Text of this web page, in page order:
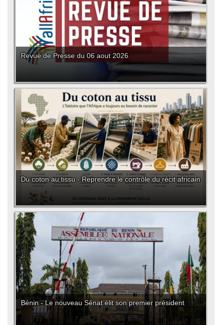
Revue de Presse du 06 aout 2026
Du coton au tissu - Reprendre le contrôle du récit africain
Bénin - Le nouveau Sénat élit son premier président